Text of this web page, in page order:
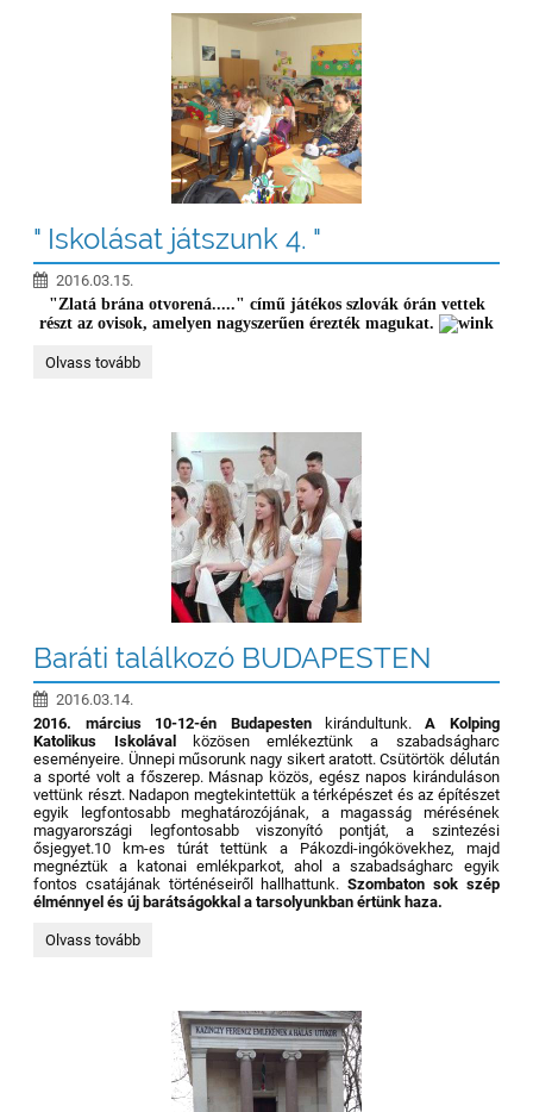
" Iskolásat játszunk 4. "
2016.03.15.
"Zlatá brána otvorená....." című játékos szlovák órán vettek
részt az ovisok, amelyen nagyszerűen érezték magukat.
"Olvass tovább
Baráti találkozó BUDAPESTEN
2016.03.14.
2016. március 10-12-én Budapestenkirándultunk.A Kolping
Katolikus Iskolával
közösen emlékeztünk a szabadságharc
eseményeire. Ünnepi műsorunk nagy sikert aratott. Csütörtök délután
a sporté volt a főszerep. Másnap közös, egész napos kiránduláson
vettünk részt. Nadapon megtekintettük a térképészet és az építészet
egyik legfontosabb meghatározójának, a magasság mérésének
magyarországi legfontosabb viszonyító pontját, a szintezési
ősjegyet.10 km-es túrát tettünk a Pákozdi-ingókövekhez, majd
megnéztük a katonai emlékparkot, ahol a szabadságharc egyik
fontos csatájának történéseiről hallhattunk.Szombaton sok szép
élménnyel és új barátságokkal a tarsolyunkban értünk haza.
Baráti
Olvass tovább